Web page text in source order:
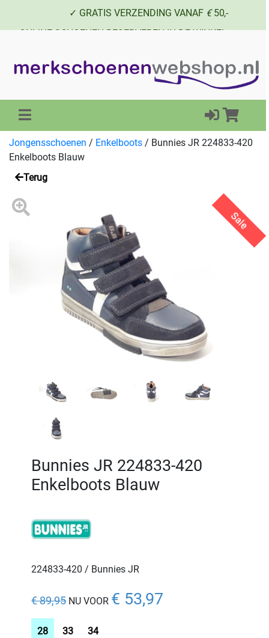
✓ GRATIS VERZENDING VANAF €50,-
✓ ONLINE SCHOENEN RESERVEREN IN DE WINKEL
Jongensschoenen / Enkelboots / Bunnies JR 224833-420
Enkelboots Blauw
Terug
Sale
Bunnies JR 224833-420
Enkelboots Blauw
224833-420 / Bunnies JR
€ 89,95 NU VOOR € 53,97
28 33 34